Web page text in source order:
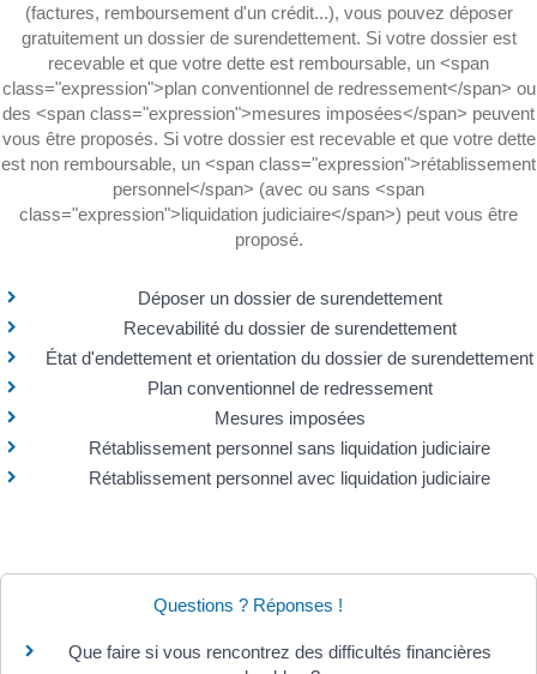
(factures, remboursement d'un crédit...), vous pouvez déposer
gratuitement un dossier de surendettement. Si votre dossier est
recevable et que votre dette est remboursable, un <span
class="expression">plan conventionnel de redressement</span> ou
des <span class="expression">mesures imposées</span> peuvent
vous être proposés. Si votre dossier est recevable et que votre dette
est non remboursable, un <span class="expression">rétablissement
personnel</span> (avec ou sans <span
class="expression">liquidation judiciaire</span>) peut vous être
proposé.
Déposer un dossier de surendettement
Recevabilité du dossier de surendettement
État d'endettement et orientation du dossier de surendettement
Plan conventionnel de redressement
Mesures imposées
Rétablissement personnel sans liquidation judiciaire
Rétablissement personnel avec liquidation judiciaire
Questions ? Réponses !
Que faire si vous rencontrez des difficultés financières